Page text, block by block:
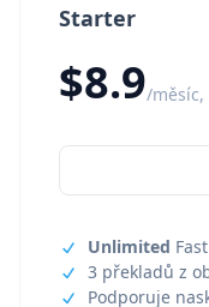
Starter
$8.9/měsíc,
Unlimited
3 překladů z
Podporuje